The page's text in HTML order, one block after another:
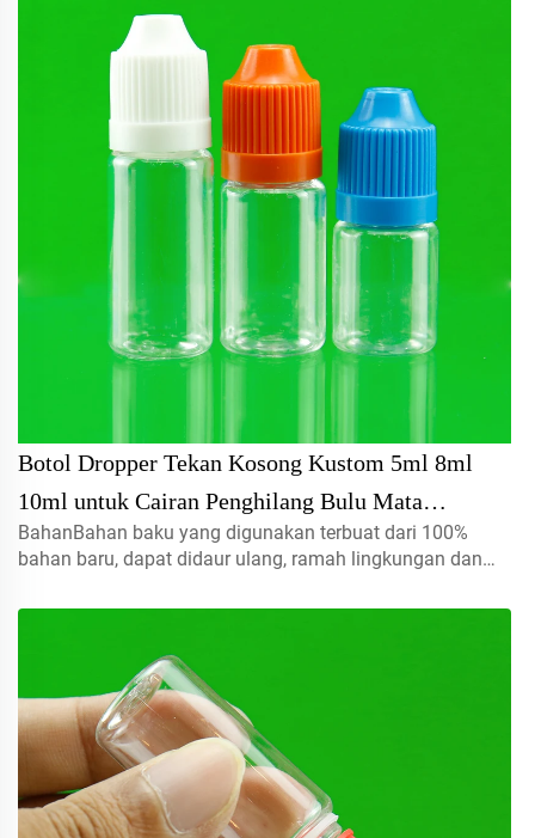
Botol Dropper Tekan Kosong Kustom 5ml 8ml
10ml untuk Cairan Penghilang Bulu Mata
Kontainer Penghilang Lem Atasan Bulu Mata
BahanBahan baku yang digunakan terbuat dari 100%
bahan baru, dapat didaur ulang, ramah lingkungan dan
15mlhubungi kami untuk pesanan khususTutup semprot,